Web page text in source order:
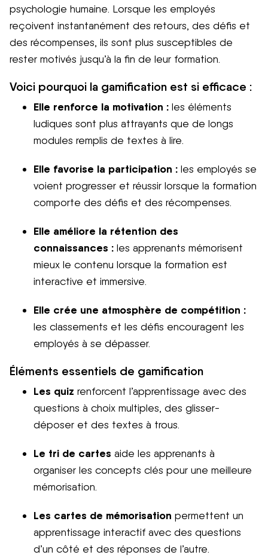
psychologie humaine. Lorsque les employés
reçoivent instantanément des retours, des défis et
des récompenses, ils sont plus susceptibles de
rester motivés jusqu’à la fin de leur formation.
Voici pourquoi la gamification est si efficace :
Elle renforce la motivation : les éléments
ludiques sont plus attrayants que de longs
modules remplis de textes à lire.
Elle favorise la participation : les employés se
voient progresser et réussir lorsque la formation
comporte des défis et des récompenses.
Elle améliore la rétention des
connaissances : les apprenants mémorisent
mieux le contenu lorsque la formation est
interactive et immersive.
Elle crée une atmosphère de compétition :
les classements et les défis encouragent les
employés à se dépasser.
Éléments essentiels de gamification
Les quiz renforcent l’apprentissage avec des
questions à choix multiples, des glisser-
déposer et des textes à trous.
Le tri de cartes aide les apprenants à
organiser les concepts clés pour une meilleure
mémorisation.
Les cartes de mémorisation permettent un
apprentissage interactif avec des questions
d’un côté et des réponses de l’autre.